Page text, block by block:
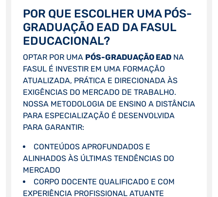
POR QUE ESCOLHER UMA PÓS-
GRADUAÇÃO EAD DA FASUL
EDUCACIONAL?
OPTAR POR UMA PÓS-GRADUAÇÃO EADNA
FASUL É INVESTIR EM UMA FORMAÇÃO
ATUALIZADA, PRÁTICA E DIRECIONADA ÀS
EXIGÊNCIAS DO MERCADO DE TRABALHO.
NOSSA METODOLOGIA DE ENSINO A DISTÂNCIA
PARA ESPECIALIZAÇÃO É DESENVOLVIDA
PARA GARANTIR:
CONTEÚDOS APROFUNDADOS E
ALINHADOS ÀS ÚLTIMAS TENDÊNCIAS DO
MERCADO
CORPO DOCENTE QUALIFICADO E COM
EXPERIÊNCIA PROFISSIONAL ATUANTE